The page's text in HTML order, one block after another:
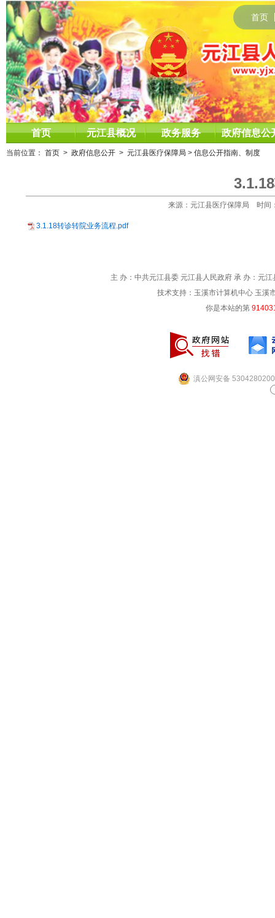
首页
首页 元江县概况 政务服务 政府信息公
当前位置： 首页 > 政府信息公开 > 元江县医疗保障局 > 信息公开指南、制度
来源：元江县医疗保障局 时间
3.1.18转诊转院业务流程.pdf
主 办：中共元江县委 元江县人民政府 承 办：元
技术支持：玉溪市计算机中心 玉溪
你是本站的第
滇公网安备